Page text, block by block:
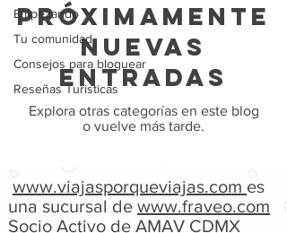
Empezando
Tu comunidad
Consejos para bloguear
Reseñas Turisticas
Próximamente
nuevas
entradas
Explora otras categorías en este blog
o vuelve más tarde.
www.viajasporqueviajas.com es
una sucursal de www.fraveo.com
Socio Activo de AMAV CDMX